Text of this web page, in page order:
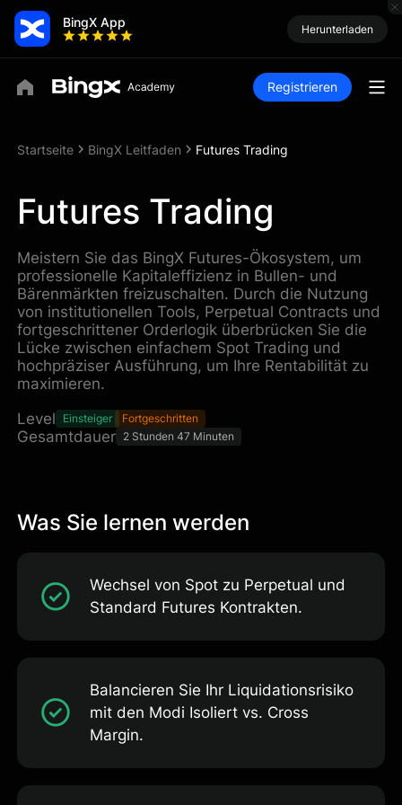
BingX App Herunterladen
Registrieren
Startseite BingX Leitfaden Futures Trading
Futures Trading
Meistern Sie das BingX Futures-Ökosystem, um
professionelle Kapitaleffizienz in Bullen- und
Bärenmärkten freizuschalten. Durch die Nutzung
von institutionellen Tools, Perpetual Contracts und
fortgeschrittener Orderlogik überbrücken Sie die
Lücke zwischen einfachem Spot Trading und
hochpräziser Ausführung, um Ihre Rentabilität zu
maximieren.
Level
Einsteiger Fortgeschritten
Gesamtdauer 2 Stunden 47 Minuten
Was Sie lernen werden
Wechsel von Spot zu Perpetual und
Standard Futures Kontrakten.
Balancieren Sie Ihr Liquidationsrisiko
mit den Modi Isoliert vs. Cross
Margin.